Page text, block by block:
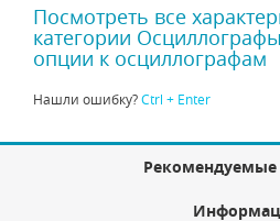
Посмотреть все
категории
опции к осциллографам
Нашли ошибку?Ctrl + Enter
Рекомендуемые